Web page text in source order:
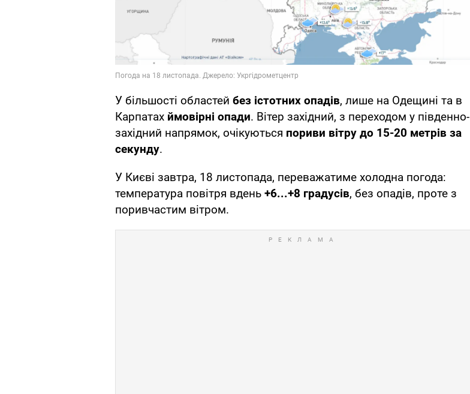
У більшості областей без істотних опадів, лише на Одещині та в
Карпатах ймовірні опади. Вітер західний, з переходом у південно-
західний напрямок, очікуються пориви вітру до 15-20 метрів за
секунду.
У Києві завтра, 18 листопада, переважатиме холодна погода:
температура повітря вдень +6...+8 градусів, без опадів, проте з
поривчастим вітром.